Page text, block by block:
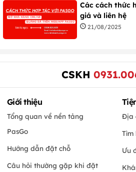
Các cách thức
giá và liên hệ
21/08/2025
CSKH
Giới thiệu
Tổng quan về nền tảng
PasGo
Hướng dẫn đặt chỗ
Câu hỏi thường gặp khi đặt
Địa
Tìm
Ưu